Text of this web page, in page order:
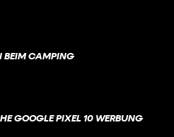
BEIM CAMPING
GOOGLE PIXEL 10 WERBUNG